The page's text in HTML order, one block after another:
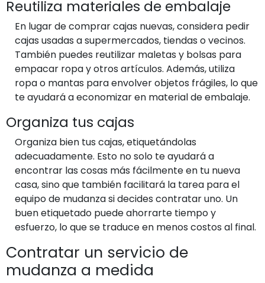
Reutiliza materiales de embalaje
En lugar de comprar cajas nuevas, considera pedir
cajas usadas a supermercados, tiendas o vecinos.
También puedes reutilizar maletas y bolsas para
empacar ropa y otros artículos. Además, utiliza
ropa o mantas para envolver objetos frágiles, lo que
te ayudará a economizar en material de embalaje.
Organiza tus cajas
Organiza bien tus cajas, etiquetándolas
adecuadamente. Esto no solo te ayudará a
encontrar las cosas más fácilmente en tu nueva
casa, sino que también facilitará la tarea para el
equipo de mudanza si decides contratar uno. Un
buen etiquetado puede ahorrarte tiempo y
esfuerzo, lo que se traduce en menos costos al final.
Contratar un servicio de
mudanza a medida